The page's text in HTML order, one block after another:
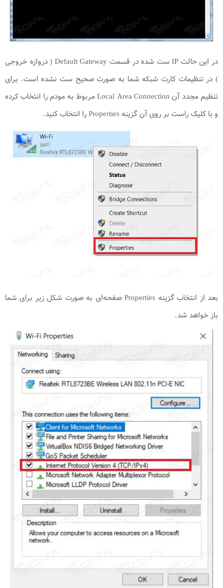
در این حالت IP ست شده در قسمت Default Gateway ( دروازه خروجی
) در تنظیمات کارت شبکه شما به صورت صحیح ست نشده است. برای
تنظیم مجدد آن Local Area Connection مربوط به مودم را انتخاب کرده
و با کلیک راست بر روی آن گزینه Properties را انتخاب کنید.
بعد از انتخاب گزینه Properties صفحه‌ای به صورت شکل زیر برای شما
باز خواهد شد.